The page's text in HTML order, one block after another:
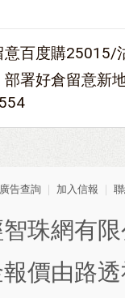
意百度購25015/
署好倉留意新
廣告查詢 加入信報
珠網有
價由路